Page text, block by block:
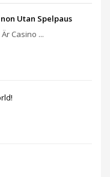
Utan Spelpaus
Casino ...